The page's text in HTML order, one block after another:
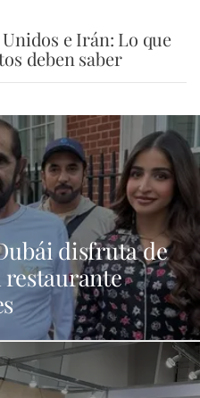
e Irán: Lo que
deben saber
disfruta de
restaurante